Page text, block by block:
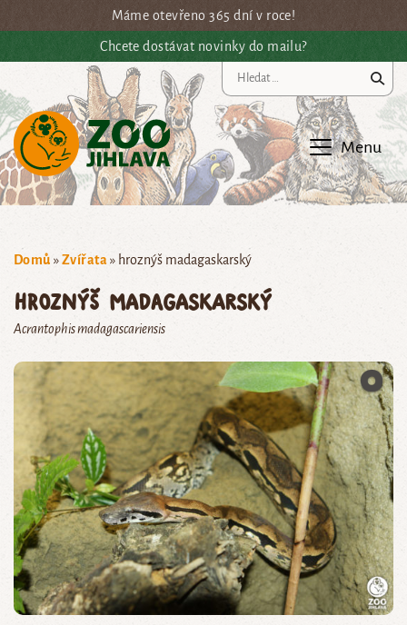
Přejít na hlavní obsahMáme otevřeno 365 dní v roce!
Chcete dostávat novinky do mailu?
Menu
Domů »Zvířata» hroznýš madagaskarský
hroznýš madagaskarský
Acrantophis madagascariensis